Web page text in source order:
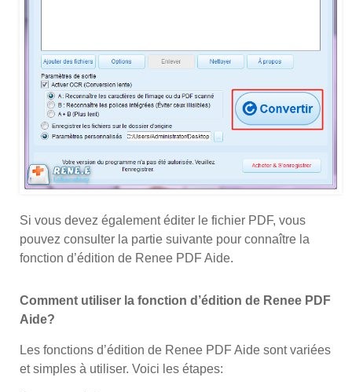
Si vous devez également éditer le fichier PDF, vous
pouvez consulter la partie suivante pour connaître la
fonction d’édition de Renee PDF Aide.
Comment utiliser la fonction d’édition de Renee PDF
Aide?
Les fonctions d’édition de Renee PDF Aide sont variées
et simples à utiliser. Voici les étapes: